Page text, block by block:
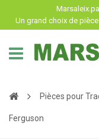
Un grand choix de
Pièces pour
Ferguson
Panneau de gestion des